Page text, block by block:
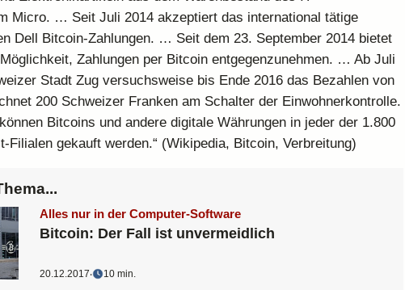
Micro. … Seit Juli 2014 akzeptiert das international tätige
Dell Bitcoin-Zahlungen. … Seit dem 23. September 2014 bietet
Zahlungen per Bitcoin entgegenzunehmen. … Ab Juli
Stadt Zug versuchsweise bis Ende 2016 das Bezahlen von
200 Schweizer Franken am Schalter der Einwohnerkontrolle.
Bitcoins und andere digitale Währungen in jeder der 1.800
Filialen gekauft werden.“ (Wikipedia, Bitcoin, Verbreitung)
Alles nur in der Computer-Software
Bitcoin: Der Fall ist unvermeidlich
20.12.2017‧ 10 min.